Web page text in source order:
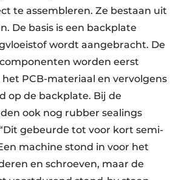
te assembleren. Ze bestaan uit
De basis is een backplate
wordt aangebracht. De
worden eerst
PCB-materiaal en vervolgens
op de backplate. Bij de
ook nog rubber sealings
gebeurde tot voor kort semi-
machine stond in voor het
en schroeven, maar de